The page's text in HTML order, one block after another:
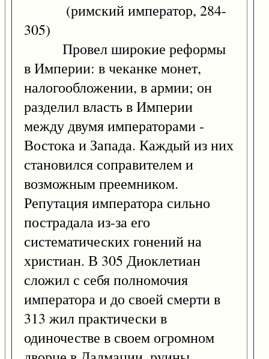
(римский император, 284-
305)
Провел широкие реформы
в Империи: в чеканке монет,
налогообложении, в армии; он
разделил власть в Империи
между двумя императорами -
Востока и Запада. Каждый из них
становился соправителем и
возможным преемником.
Репутация императора сильно
пострадала из-за его
систематических гонений на
христиан. В 305 Диоклетиан
сложил с себя полномочия
императора и до своей смерти в
313 жил практически в
одиночестве в своем огромном